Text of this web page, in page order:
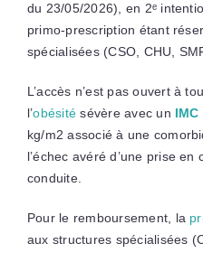
du 23/05/2026), en 2ᵉ
primo-prescription étant
spécialisées (CSO, CHU,
L’accès n’est pas ouvert à
l’obésité sévère avec un IMC
kg/m2 associé à une
l’échec avéré d’une prise
conduite.
Pour le remboursement, la
aux structures spécialisées